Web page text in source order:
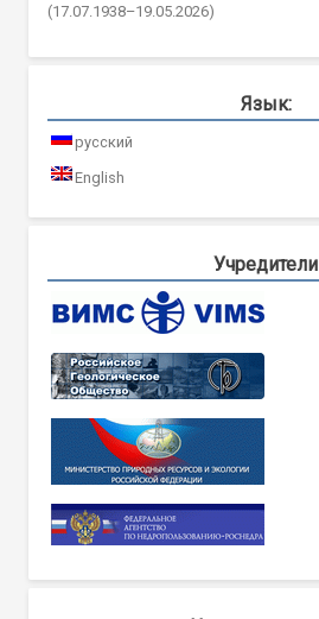
(17.07.1938–19.05.2026)
Язык:
русский
English
Учредители